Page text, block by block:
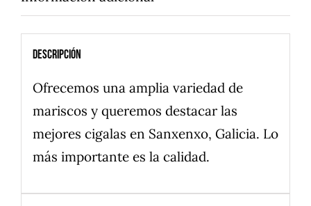
Descripción
Ofrecemos una amplia variedad de
mariscos y queremos destacar las
mejores cigalas en Sanxenxo, Galicia. Lo
más importante es la calidad.